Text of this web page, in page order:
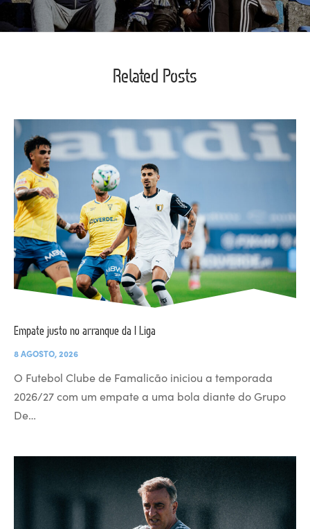
Related Posts
Empate justo no arranque da I Liga
8 AGOSTO, 2026
O Futebol Clube de Famalicão iniciou a temporada
2026/27 com um empate a uma bola diante do Grupo
De…